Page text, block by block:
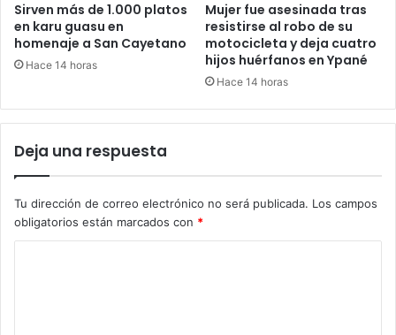
Sirven más de 1.000 platos
en karu guasu en
homenaje a San Cayetano
Hace 14 horas
Mujer fue asesinada tras
resistirse al robo de su
motocicleta y deja cuatro
hijos huérfanos en Ypané
Hace 14 horas
Deja una respuesta
Tu dirección de correo electrónico no será publicada. Los campos
obligatorios están marcados con *